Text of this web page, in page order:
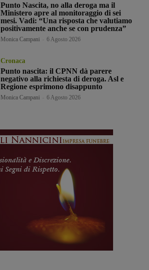
Punto Nascita, no alla deroga ma il
Ministero apre al monitoraggio di sei
mesi. Vadi: “Una risposta che valutiamo
positivamente anche se con prudenza”
Monica Campani 6 Agosto 2026
Cronaca
Punto nascita: il CPNN dà parere
negativo alla richiesta di deroga. Asl e
Regione esprimono disappunto
Monica Campani 6 Agosto 2026